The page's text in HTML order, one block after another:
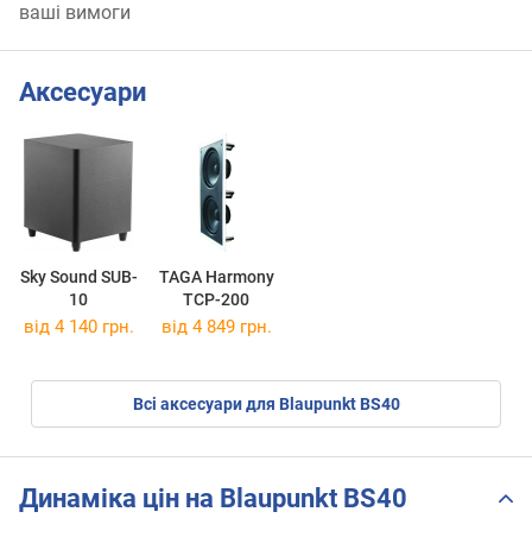
ваші вимоги
Аксесуари
Sky Sound SUB-
10
TAGA Harmony
TCP-200
від 4 140 грн. від 4 849 грн.
Всі аксесуари для Blaupunkt BS40
Динаміка цін на Blaupunkt BS40